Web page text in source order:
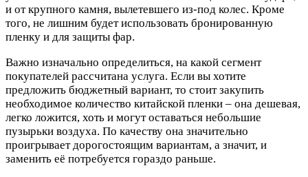
и от крупного камня, вылетевшего из-под колес. Кроме
того, не лишним будет использовать бронированную
пленку и для защиты фар.
Важно изначально определиться, на какой сегмент
покупателей рассчитана услуга. Если вы хотите
предложить бюджетный вариант, то стоит закупить
необходимое количество китайской пленки – она дешевая,
легко ложится, хоть и могут оставаться небольшие
пузырьки воздуха. По качеству она значительно
проигрывает дорогостоящим вариантам, а значит, и
заменить её потребуется гораздо раньше.